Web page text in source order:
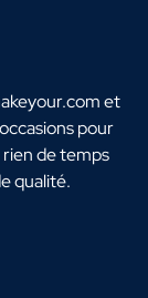
et
pour
rien de temps
qualité.